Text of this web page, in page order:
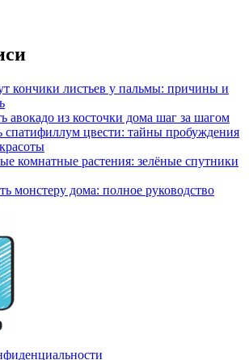
кончики листьев у пальмы: причины и
авокадо из косточки дома шаг за шагом
спатифиллум цвести: тайны пробуждения
комнатные растения: зелёные спутники
монстеру дома: полное руководство